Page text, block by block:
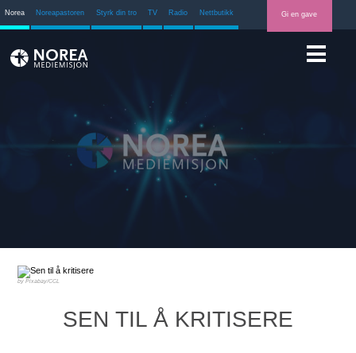
Norea Noreapastoren Styrk din tro TV Radio Nettbutikk Gi en gave
Pixabay/CCL
SEN TIL Å KRITISERE